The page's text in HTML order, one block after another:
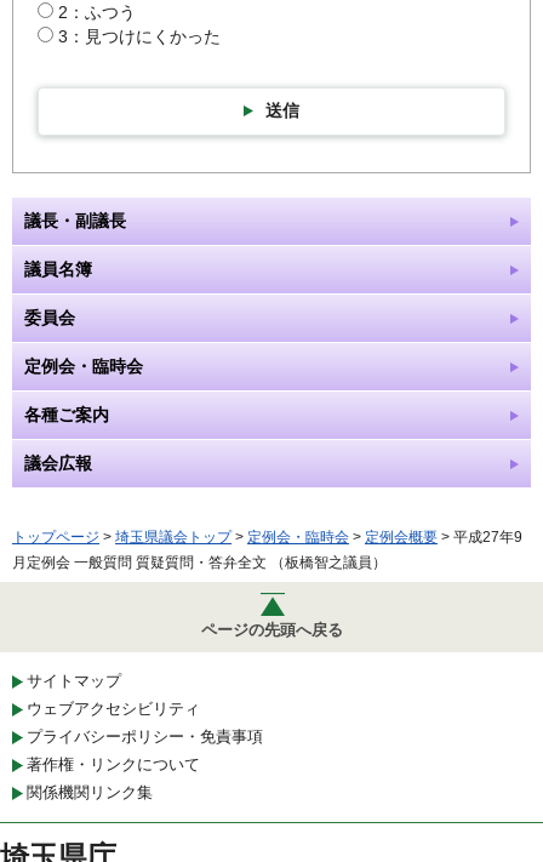
2：ふつう
3：見つけにくかった
送信
議長・副議長
議員名簿
委員会
定例会・臨時会
各種ご案内
議会広報
トップページ > 埼玉県議会トップ> 定例会・臨時会 > 定例会概要 > 平成27年9
月定例会 一般質問 質疑質問・答弁全文 （板橋智之議員）
ページの先頭へ戻る
サイトマップ
ウェブアクセシビリティ
プライバシーポリシー・免責事項
著作権・リンクについて
関係機関リンク集